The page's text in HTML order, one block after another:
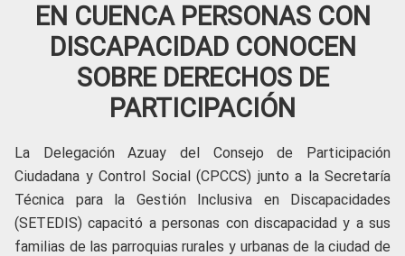
EN CUENCA PERSONAS CON
DISCAPACIDAD CONOCEN
SOBRE DERECHOS DE
PARTICIPACIÓN
La Delegación Azuay del Consejo de Participación
Ciudadana y Control Social (CPCCS) junto a la Secretaría
Técnica para la Gestión Inclusiva en Discapacidades
(SETEDIS) capacitó a personas con discapacidad y a sus
familias de las parroquias rurales y urbanas de la ciudad de